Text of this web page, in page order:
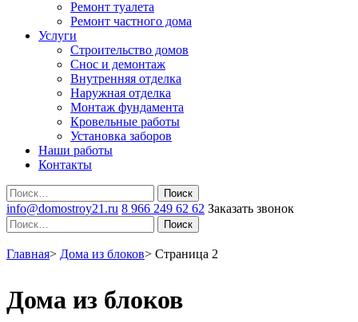
Ремонт туалета
Ремонт частного дома
Услуги
Строительство домов
Снос и демонтаж
Внутренняя отделка
Наружная отделка
Монтаж фундамента
Кровельные работы
Установка заборов
Наши работы
Контакты
Поиск
info@domostroy21.ru 8 966 249 62 62 Заказать звонок
Поиск
Главная> Дома из блоков> Страница 2
Дома из блоков